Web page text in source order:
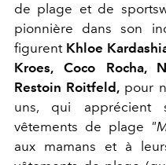
de plage et de
pionnière dans son
figurent Khloe
Kroes,
Coco Rocha,
Restoin Roitfeld, pour
uns, qui apprécient
vêtements de plage
aux mamans et à